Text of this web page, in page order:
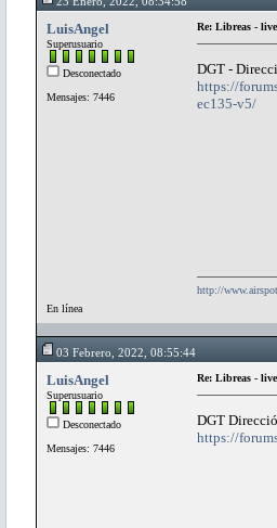
LuisAngel
Superusuario
Desconectado
Mensajes: 7446
En línea
Re: Libreas -
DGT -
https://
ec135-v5/
http://
03 Febrero, 2022, 08:55:44
LuisAngel
Superusuario
Desconectado
Mensajes: 7446
Re: Libreas -
DGT
https://